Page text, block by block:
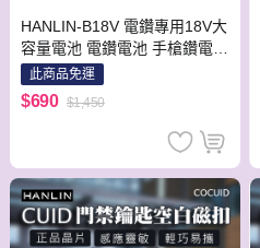
HANLIN-B18V 電鑽專用18V大
容量電池 電鑽電池 手槍鑽電
充電電鑽
此商品免運
$690 $1,450